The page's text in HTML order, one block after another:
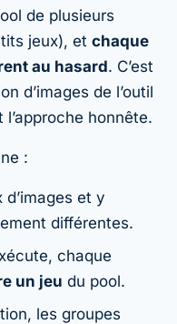
de plusieurs
jeux), et chaque
au hasard. C’est
d’images de l’outil
honnête.
:
et y
différentes.
chaque
un jeu du pool.
les groupes